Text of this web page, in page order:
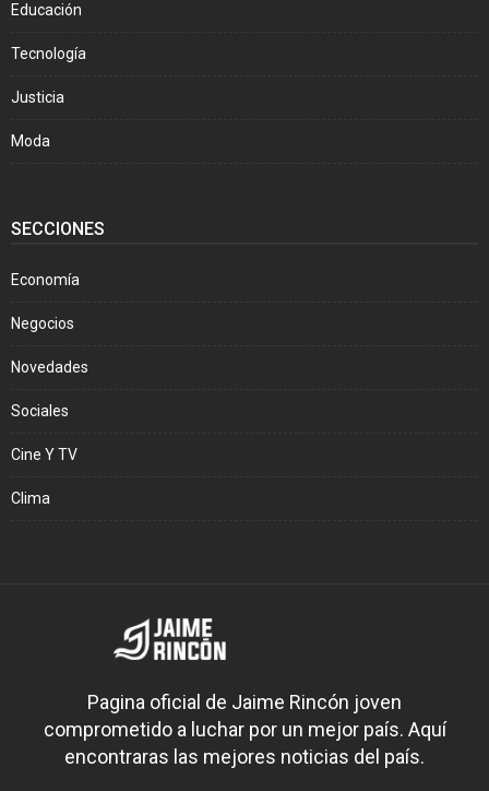
Educación
Tecnología
Justicia
Moda
SECCIONES
Economía
Negocios
Novedades
Sociales
Cine Y TV
Clima
Pagina oficial de Jaime Rincón joven
comprometido a luchar por un mejor país. Aquí
encontraras las mejores noticias del país.